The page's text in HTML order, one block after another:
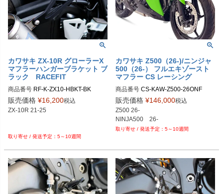
カワサキ ZX-10R グローラーX
マフラーハンガーブラケット ブ
ラック RACEFIT
商品番号 RF-K-ZX10-HBKT-BK
販売価格 ¥16,200税込
ZX-10R 21-25
5～10週間
カワサキ Z500（26-)/ニンジャ
500（26-） フルエキゾースト
マフラー CS レーシング
商品番号 CS-KAW-Z500-26ONF
販売価格 ¥146,000税込
Z500 26-
5～10週間